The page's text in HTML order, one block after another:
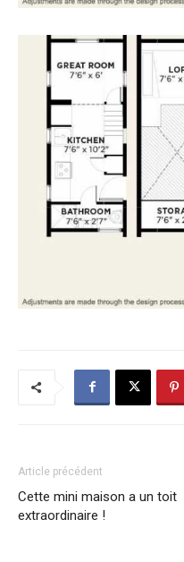
Article précédent
Cette mini maison a un toit
extraordinaire !